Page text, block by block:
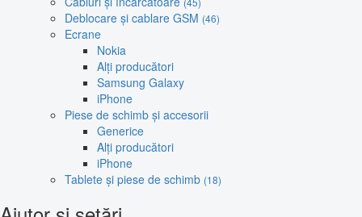
Deblocare și cablare GSM (46)
Ecrane
Nokia
Alți producători
Samsung Galaxy
iPhone
Piese de schimb și accesorii
Generice
Alți producători
iPhone
Tablete și piese de schimb (18)